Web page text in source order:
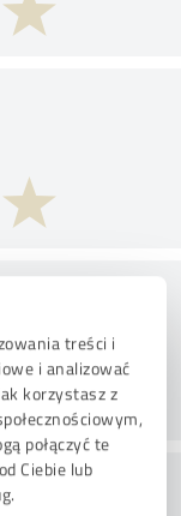
treści i
i analizować
korzystasz z
połączyć te
Ciebie lub